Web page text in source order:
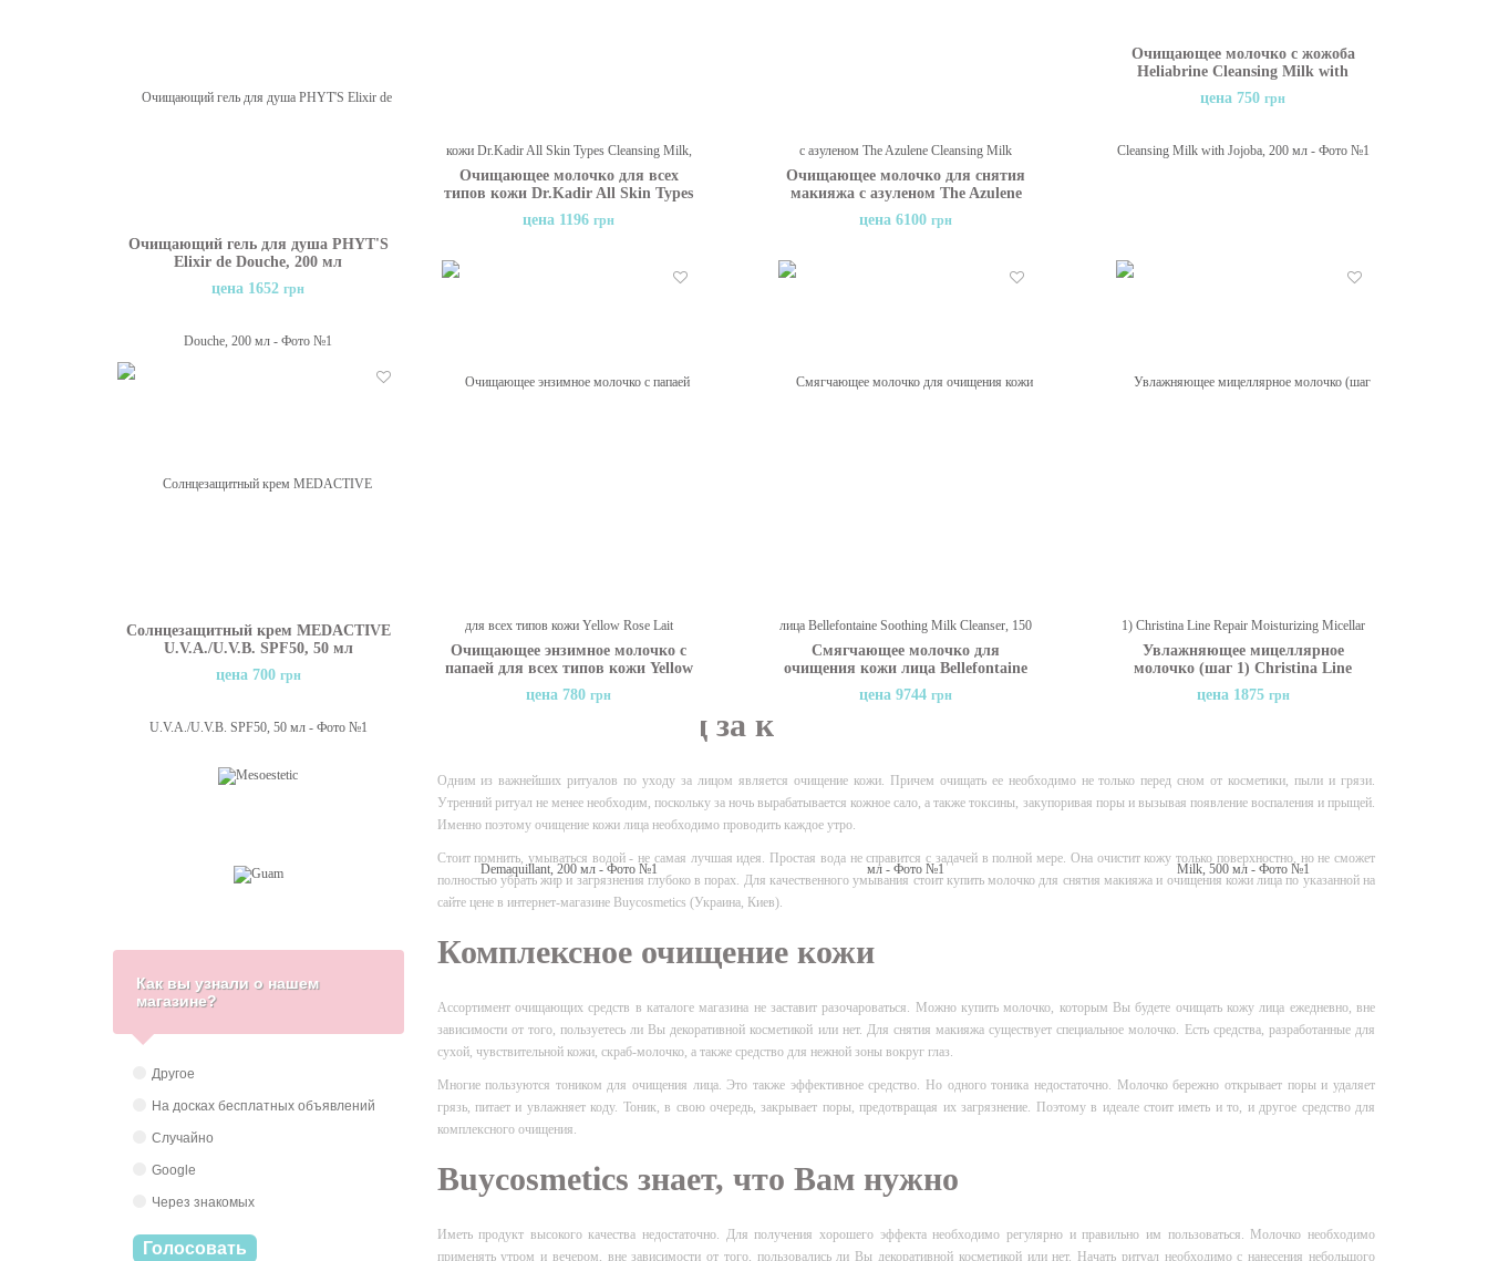
Очищающее молочко для всех
типов кожи Dr.Kadir All Skin Types
Cleansing Milk, 250 мл
цена 1196 грн
Очищающее молочко для снятия
макияжа с азуленом The Azulene
Cleansing Milk Margy's, 200 мл
цена 6100грн
Очищающее молочко с жожоба
Heliabrine Cleansing Milk with
Jojoba, 200 мл
цена 750грн
Очищающее энзимное молочко с
папаей для всех типов кожи Yellow
Rose Lait Demaquillant, 200 мл
цена 780 грн
Смягчающее молочко для
очищения кожи лица Bellefontaine
Soothing Milk Cleanser, 150 мл
цена 9744грн
Увлажняющее мицеллярное
молочко (шаг 1) Christina Line
Repair Moisturizing Micellar Milk,
500 мл
цена 1875 грн
Правильный уход за кожей лица
Одним из важнейших ритуалов по уходу за лицом является очищение кожи. Причем очищать ее необходимо не только перед сном от косметики, пыли и грязи.
Утренний ритуал не менее необходим, поскольку за ночь вырабатывается кожное сало, а также токсины, закупоривая поры и вызывая появление воспаления и прыщей.
Именно поэтому очищение кожи лица необходимо проводить каждое утро.
Стоит помнить, умываться водой - не самая лучшая идея. Простая вода не справится с задачей в полной мере. Она очистит кожу только поверхностно, но не сможет
полностью убрать жир и загрязнения глубоко в порах. Для качественного умывания стоит купить молочко для снятия макияжа и очищения кожи лица по указанной на
сайте цене в интернет-магазине Buycosmetics (Украина, Киев).
Комплексное очищение кожи
Ассортимент очищающих средств в каталоге магазина не заставит разочароваться. Можно купить молочко, которым Вы будете очищать кожу лица ежедневно, вне
зависимости от того, пользуетесь ли Вы декоративной косметикой или нет. Для снятия макияжа существует специальное молочко. Есть средства, разработанные для
сухой, чувствительной кожи, скраб-молочко, а также средство для нежной зоны вокруг глаз.
Многие пользуются тоником для очищения лица. Это также эффективное средство. Но одного тоника недостаточно. Молочко бережно открывает поры и удаляет
грязь, питает и увлажняет коду. Тоник, в свою очередь, закрывает поры, предотвращая их загрязнение. Поэтому в идеале стоит иметь и то, и другое средство для
комплексного очищения.
Buycosmetics знает, что Вам нужно
Иметь продукт высокого качества недостаточно. Для получения хорошего эффекта необходимо регулярно и правильно им пользоваться. Молочко необходимо
применять утром и вечером, вне зависимости от того, пользовались ли Вы декоративной косметикой или нет. Начать ритуал необходимо с нанесения небольшого
Очищающий гель для душа PHYT'S
Elixir de Douche, 200 мл
цена 1652грн
Солнцезащитный крем MEDACTIVЕ
U.V.A./U.V.B. SPF50, 50 мл
цена 700 грн
Как вы узнали о нашем
магазине?
Другое
На досках бесплатных объявлений
Случайно
Google
Через знакомых
Голосовать